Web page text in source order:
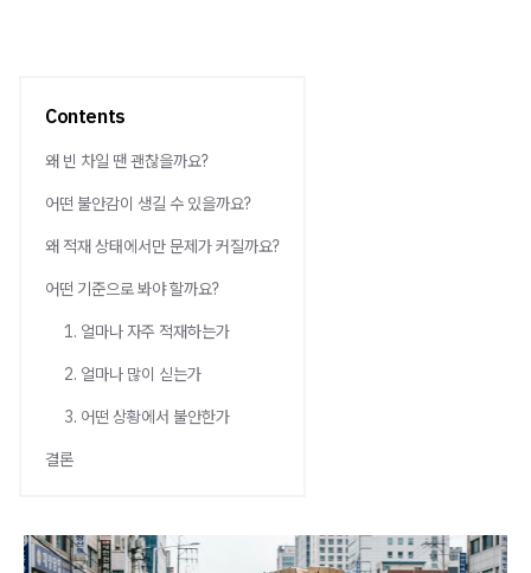
Contents
왜 빈 차일 땐 괜찮을까요?
어떤 불안감이 생길 수 있을까요?
왜 적재 상태에서만 문제가 커질까요?
어떤 기준으로 봐야 할까요?
1. 얼마나 자주 적재하는가
2. 얼마나 많이 싣는가
3. 어떤 상황에서 불안한가
결론